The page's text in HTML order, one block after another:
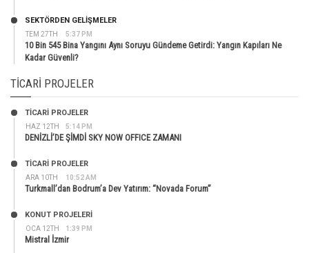
TEM 27TH 5:37 PM
SEKTÖRDEN GELIŞMELER
10 Bin 545 Bina Yangını Aynı Soruyu Gündeme Getirdi: Yangın Kapıları Ne
Kadar Güvenli?
TICARI PROJELER
HAZ 12TH 5:14 PM
TİCARİ PROJELER
DENİZLİ’DE ŞİMDİ SKY NOW OFFICE ZAMANI
ARA 10TH 10:52 AM
TİCARİ PROJELER
Turkmall’dan Bodrum’a Dev Yatırım: “Novada Forum”
OCA 12TH 1:39 PM
KONUT PROJELERI
Mistral İzmir